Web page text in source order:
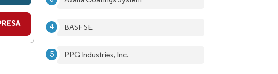
BASF SE
PPG Industries, Inc.